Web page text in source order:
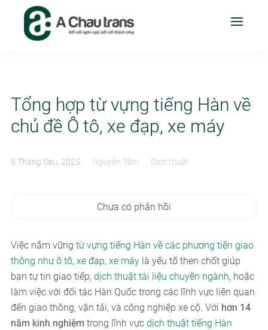
Tổng hợp từ vựng tiếng Hàn về
chủ đề Ô tô, xe đạp, xe máy
5 Tháng Sáu, 2025 Nguyễn Tâm Dịch thuật
Chưa có phản hồi
Việc nắm vững từ vựng tiếng Hàn về các phương tiện giao
thông như ô tô, xe đạp, xe máylà yếu tố then chốt giúp
bạn tự tin giao tiếp, dịch thuật tài liệu chuyên ngành, hoặc
làm việc với đối tác Hàn Quốc trong các lĩnh vực liên quan
đến giao thông, vận tải, và công nghiệp xe cộ. Với hơn 14
năm kinh nghiệm trong lĩnh vực dịch thuật tiếng Hàn